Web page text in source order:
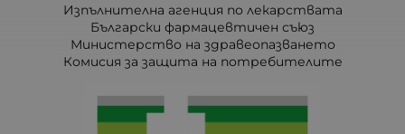
Изпълнителна агенция по лекарствата
Български фармацевтичен съюз
Министерство на здравеопазването
Комисия за защита на потребителите